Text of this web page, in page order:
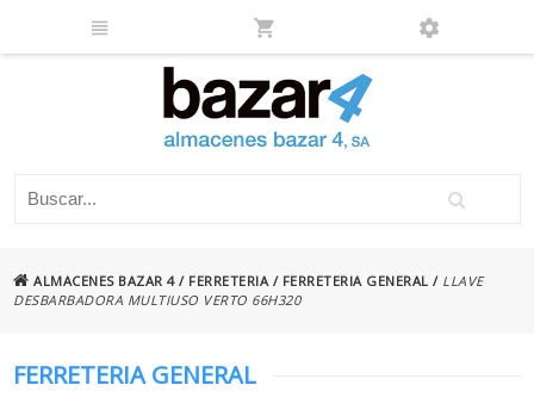
ALMACENES BAZAR 4/ FERRETERIA / FERRETERIA GENERAL / LLAVE
DESBARBADORA MULTIUSO VERTO 66H320
FERRETERIA GENERAL